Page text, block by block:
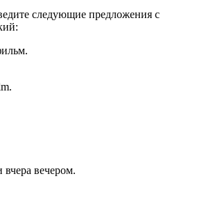
следующие предложения с
вечером.